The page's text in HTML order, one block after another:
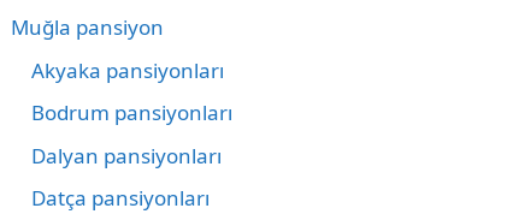
Muğla pansiyon
Akyaka pansiyonları
Bodrum pansiyonları
Dalyan pansiyonları
Datça pansiyonları